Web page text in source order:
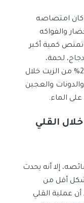
كان امتصاصه
والفواكه
تمتص كمية أكبر
لحمة،
سمك). مثلاُ، تمتص البطاطا حوالي 20% من الزيت خلال
والدونات والعجين
الماء.
القلي
إلا أنه يحدث
أقل من
عملية القلي